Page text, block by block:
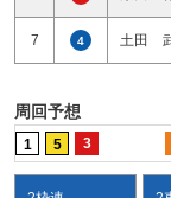
7 4 土田
周回予想
1 5 3